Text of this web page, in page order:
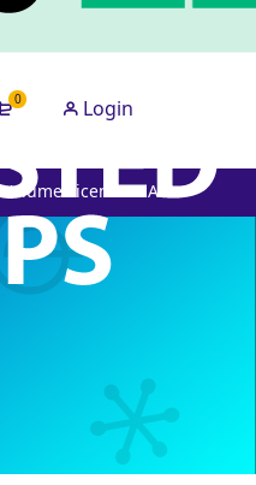
0 Login
Volume License MAK